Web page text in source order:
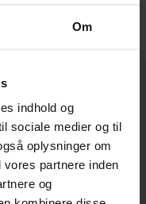
Om
indhold og
sociale medier og til
oplysninger om
partnere inden
og